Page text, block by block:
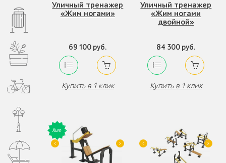
Уличный тренажер
«Жим ногами»
69 100 руб.
Купить в 1 клик
Уличный тренажер
«Жим ногами
двойной»
84 300 руб.
Купить в 1 клик